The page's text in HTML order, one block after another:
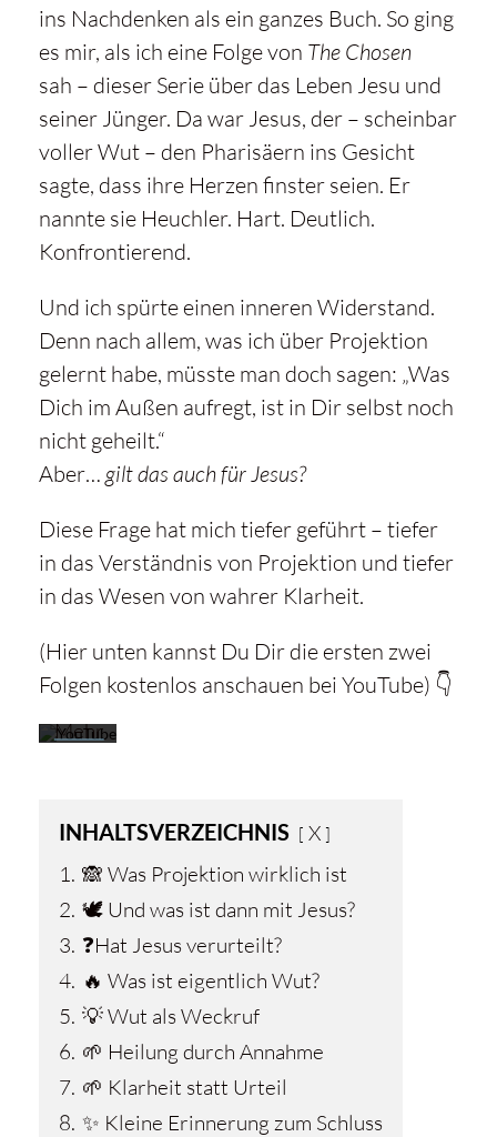
ins Nachdenken als ein ganzes Buch. So ging
es mir, als ich eine Folge von The Chosen
sah – dieser Serie über das Leben Jesu und
seiner Jünger. Da war Jesus, der – scheinbar
voller Wut – den Pharisäern ins Gesicht
sagte, dass ihre Herzen finster seien. Er
nannte sie Heuchler. Hart. Deutlich.
Konfrontierend.
Und ich spürte einen inneren Widerstand.
Denn nach allem, was ich über Projektion
gelernt habe, müsste man doch sagen: „Was
Dich im Außen aufregt, ist in Dir selbst noch
nicht geheilt.“
Aber… gilt das auch für Jesus?
Diese Frage hat mich tiefer geführt – tiefer
in das Verständnis von Projektion und tiefer
in das Wesen von wahrer Klarheit.
(Hier unten kannst Du Dir die ersten zwei
Folgen kostenlos anschauen bei YouTube) 👇
Laden
des
Videos
akzeptieren
Datenschutzerklärung
von
YouTube.
Mehr
Video
laden
immer
entsperren
INHALTSVERZEICHNIS
X
1. 🙈 Was Projektion wirklich ist
2. 🕊️ Und was ist dann mit Jesus?
3. ❓Hat Jesus verurteilt?
4. 🔥 Was ist eigentlich Wut?
5. 💡 Wut als Weckruf
6. 🌱 Heilung durch Annahme
7. 🌱 Klarheit statt Urteil
8. ✨ Kleine Erinnerung zum Schluss